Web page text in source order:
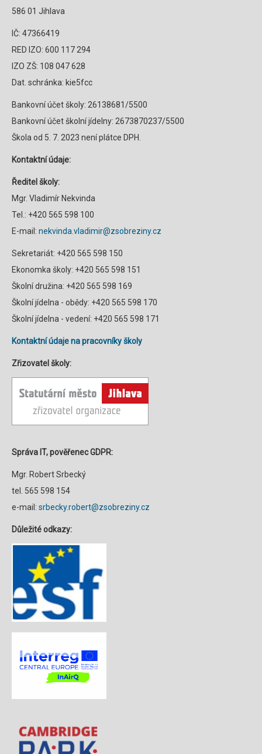
586 01 Jihlava
IČ: 47366419
RED IZO: 600 117 294
IZO ZŠ: 108 047 628
Dat. schránka: kie5fcc
Bankovní účet školy: 26138681/5500
Bankovní účet školní jídelny: 2673870237/5500
Škola od 5. 7. 2023 není plátce DPH.
Kontaktní údaje:
Ředitel školy:
Mgr. Vladimír Nekvinda
Tel.: +420 565 598 100
E-mail: nekvinda.vladimir@zsobreziny.cz
Sekretariát: +420 565 598 150
Ekonomka školy: +420 565 598 151
Školní družina: +420 565 598 169
Školní jídelna - obědy: +420 565 598 170
Školní jídelna - vedení: +420 565 598 171
Kontaktní údaje na pracovníky školy
Zřizovatel školy:
Správa IT, pověřenec GDPR:
Mgr. Robert Srbecký
tel. 565 598 154
e-mail: srbecky.robert@zsobreziny.cz
Důležité odkazy: